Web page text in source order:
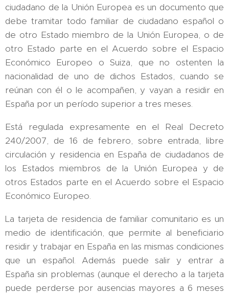
ciudadano de la Unión Europea es un documento que
debe tramitar todo familiar de ciudadano español o
de otro Estado miembro de la Unión Europea, o de
otro Estado parte en el Acuerdo sobre el Espacio
Económico Europeo o Suiza, que no ostenten la
nacionalidad de uno de dichos Estados, cuando se
reúnan con él o le acompañen, y vayan a residir en
España por un período superior a tres meses.
Está regulada expresamente en el Real Decreto
240/2007, de 16 de febrero, sobre entrada, libre
circulación y residencia en España de ciudadanos de
los Estados miembros de la Unión Europea y de
otros Estados parte en el Acuerdo sobre el Espacio
Económico Europeo.
La tarjeta de residencia de familiar comunitario es un
medio de identificación, que permite al beneficiario
residir y trabajar en España en las mismas condiciones
que un español. Además puede salir y entrar a
España sin problemas (aunque el derecho a la tarjeta
puede perderse por ausencias mayores a 6 meses